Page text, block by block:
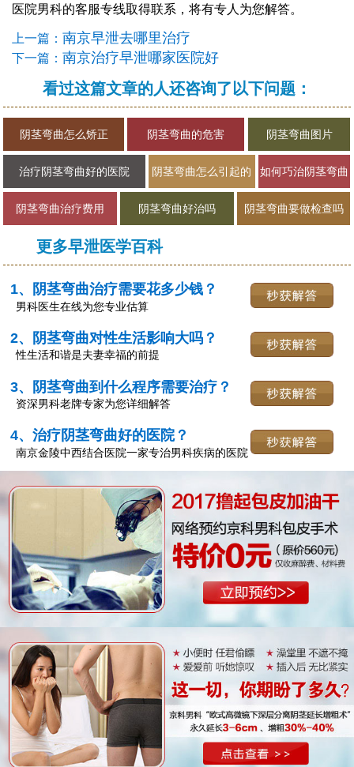
医院男科的客服专线取得联系，将有专人为您解答。
上一篇：南京早泄去哪里治疗
下一篇：南京治疗早泄哪家医院好
看过这篇文章的人还咨询了以下问题：
阴茎弯曲怎么矫正 阴茎弯曲的危害 阴茎弯曲图片
治疗阴茎弯曲好的医院 阴茎弯曲怎么引起的 如何巧治阴茎弯曲
阴茎弯曲治疗费用 阴茎弯曲好治吗 阴茎弯曲要做检查吗
更多早泄医学百科
1、阴茎弯曲治疗需要花多少钱？
男科医生在线为您专业估算
2、阴茎弯曲对性生活影响大吗？
性生活和谐是夫妻幸福的前提
3、阴茎弯曲到什么程序需要治疗？
资深男科老牌专家为您详细解答
4、治疗阴茎弯曲好的医院？
南京金陵中西结合医院一家专治男科疾病的医院